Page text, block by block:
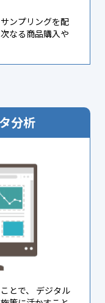
ンプリングを配
なる商品購入や
分析
とで、 デジタル